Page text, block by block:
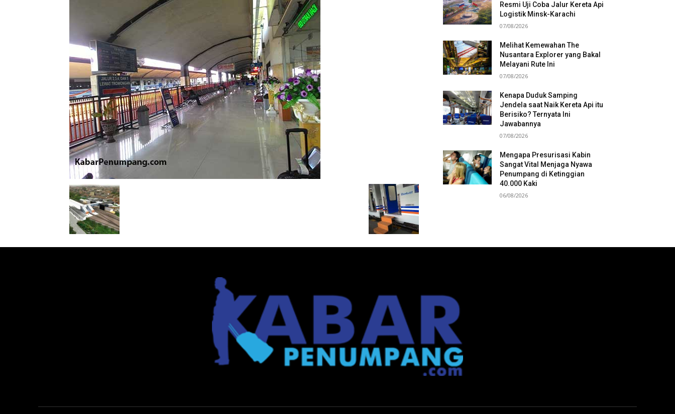
Resmi Uji Coba Jalur Kereta Api
Logistik Minsk-Karachi
07/08/2026
Melihat Kemewahan The
Nusantara Explorer yang Bakal
Melayani Rute Ini
07/08/2026
Kenapa Duduk Samping
Jendela saat Naik Kereta Api itu
Berisiko? Ternyata Ini
Jawabannya
07/08/2026
Mengapa Presurisasi Kabin
Sangat Vital Menjaga Nyawa
Penumpang di Ketinggian
40.000 Kaki
06/08/2026